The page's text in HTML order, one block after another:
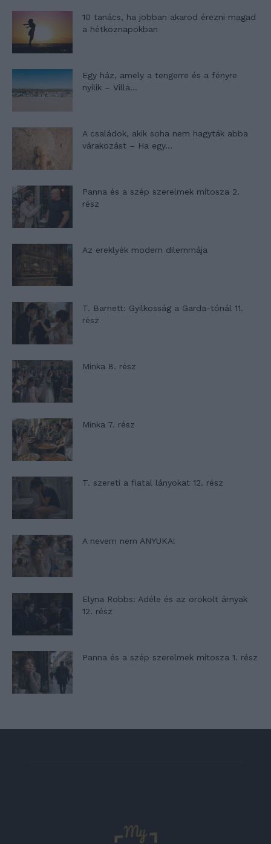
10 tanács, ha jobban akarod érezni magad
a hétköznapokban
Egy ház, amely a tengerre és a fényre
nyílik – Villa...
A családok, akik soha nem hagyták abba
várakozást – Ha egy...
Panna és a szép szerelmek mítosza 2.
rész
Az ereklyék modern dilemmája
T. Barnett: Gyilkosság a Garda-tónál 11.
rész
Minka 8. rész
Minka 7. rész
T. szereti a fiatal lányokat 12. rész
A nevem nem ANYUKA!
Elyna Robbs: Adéle és az örökölt árnyak
12. rész
Panna és a szép szerelmek mítosza 1. rész